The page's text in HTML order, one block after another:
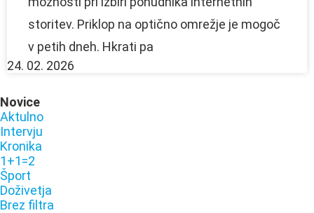
storitev. Priklop na optično omrežje je mogoč
v petih dneh. Hkrati pa
24. 02. 2026
Novice
Aktulno
Intervju
Kronika
1+1=2
Šport
Doživetja
Brez filtra